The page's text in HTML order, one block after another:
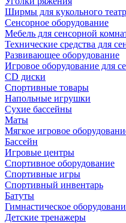
Ширмы для кукольного
Сенсорное оборудование
Мебель для сенсорной
Технические средства для
Развивающее оборудование
Игровое оборудование для
CD диски
Спортивные товары
Напольные игрушки
Сухие бассейны
Маты
Мягкое игровое
Бассейн
Игровые центры
Спортивное оборудование
Спортивные игры
Спортивный инвентарь
Батуты
Гимнастическое
Детские тренажеры